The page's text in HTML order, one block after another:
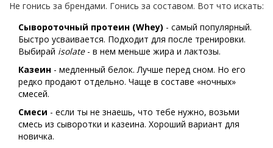
Не гонись за брендами. Гонись за составом. Вот что искать:
Сывороточный протеин (Whey) - самый популярный.
Быстро усваивается. Подходит для после тренировки.
Выбирай isolate- в нем меньше жира и лактозы.
Казеин - медленный белок. Лучше перед сном. Но его
редко продают отдельно. Чаще в составе «ночных»
смесей.
Смеси - если ты не знаешь, что тебе нужно, возьми
смесь из сыворотки и казеина. Хороший вариант для
новичка.